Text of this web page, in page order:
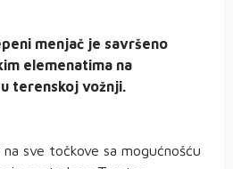
menjač je savršeno
elemenatima na
terenskoj vožnji.
sve točkove sa mogućnošću